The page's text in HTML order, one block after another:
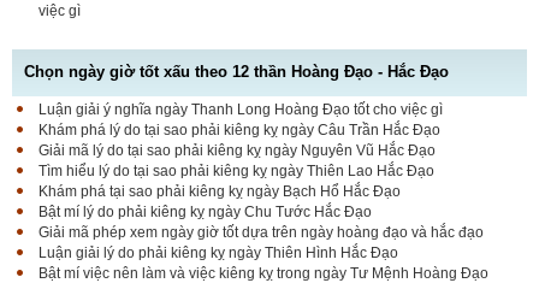
việc gì
Chọn ngày giờ tốt xấu theo 12 thần Hoàng Đạo - Hắc Đạo
Luận giải ý nghĩa ngày Thanh Long Hoàng Đạo tốt cho việc gì
Khám phá lý do tại sao phải kiêng kỵ ngày Câu Trần Hắc Đạo
Giải mã lý do tại sao phải kiêng kỵ ngày Nguyên Vũ Hắc Đạo
Tìm hiểu lý do tại sao phải kiêng kỵ ngày Thiên Lao Hắc Đạo
Khám phá tại sao phải kiêng kỵ ngày Bạch Hổ Hắc Đạo
Bật mí lý do phải kiêng kỵ ngày Chu Tước Hắc Đạo
Giải mã phép xem ngày giờ tốt dựa trên ngày hoàng đạo và hắc đạo
Luận giải lý do phải kiêng kỵ ngày Thiên Hình Hắc Đạo
Bật mí việc nên làm và việc kiêng kỵ trong ngày Tư Mệnh Hoàng Đạo
Luận bàn Sao Phòng tốt hay xấu – Tính chất và ý
nghĩa Phòng Nhật Thố
Bật mí Sao Đê tốt hay xấu – Tính chất và ý nghĩa
Đê Thổ Lạc